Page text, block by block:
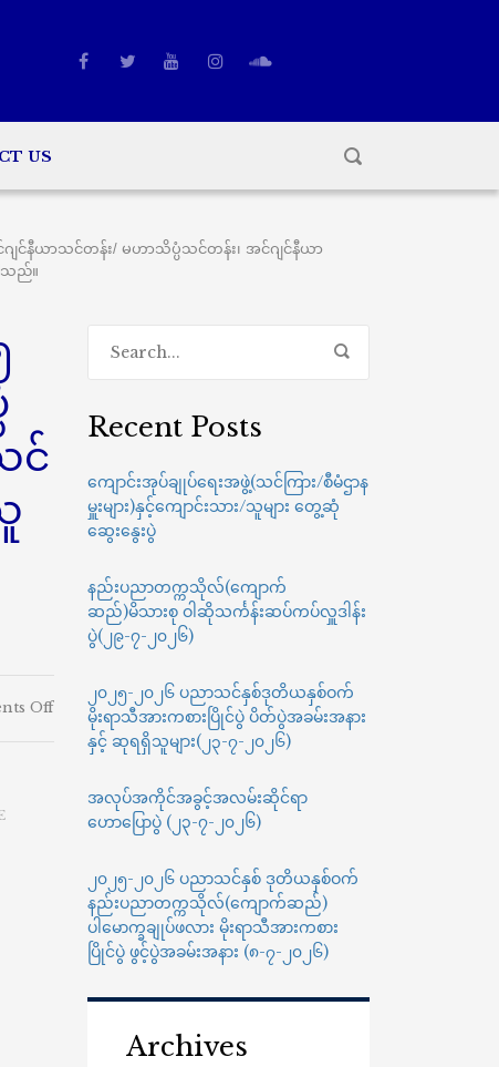
US
နီယာသင်တန်း/ မဟာသိပ္ပံသင်တန်း၊ အင်ဂျင်နီယာ
သည်။
င်
Offon
ဆည်)မှ
၂၀၂၄-၂၀၂၅
အင်ဂျင်နီယာ
သင်တန်း/
အင်ဂျင်နီယာ
Recent Posts
ကျောင်းအုပ်ချုပ်ရေးအဖွဲ့(သင်ကြား/စီမံဌာန
မှူးများ)နှင့်ကျောင်းသား/သူများ တွေ့ဆုံ
ဆွေးနွေးပွဲ
နည်းပညာတက္ကသိုလ်(ကျောက်
ဆည်)မိသားစု ဝါဆိုသင်္ကန်းဆပ်ကပ်လှူဒါန်း
ပွဲ(၂၉-၇-၂၀၂၆)
၂၀၂၅-၂၀၂၆ ပညာသင်နှစ်ဒုတိယနှစ်ဝက်
မိုးရာသီအားကစားပြိုင်ပွဲ ပိတ်ပွဲအခမ်းအနား
နှင့် ဆုရရှိသူများ(၂၃-၇-၂၀၂၆)
အလုပ်အကိုင်အခွင့်အလမ်းဆိုင်ရာ
ဟောပြောပွဲ (၂၃-၇-၂၀၂၆)
၂၀၂၅-၂၀၂၆ ပညာသင်နှစ် ဒုတိယနှစ်ဝက်
နည်းပညာတက္ကသိုလ်(ကျောက်ဆည်)
ပါမောက္ခချုပ်ဖလား မိုးရာသီအားကစား
ပြိုင်ပွဲ ဖွင့်ပွဲအခမ်းအနား (၈-၇-၂၀၂၆)
Archives